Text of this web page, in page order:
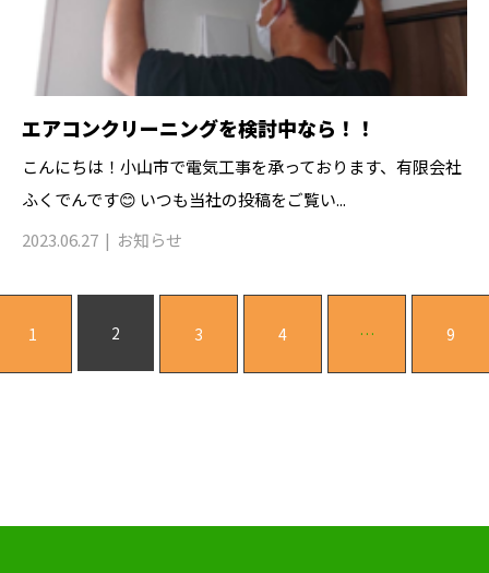
エアコンクリーニングを検討中なら！！
こんにちは！小山市で電気工事を承っております、有限会社
ふくでんです😊 いつも当社の投稿をご覧い...
2023.06.27
お知らせ
1 2 3 4 … 9